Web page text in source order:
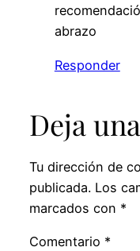
abrazo
Responder
Deja
Tu dirección de
publicada. Los
marcados con *
Comentario *